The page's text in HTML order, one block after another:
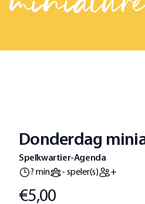
Donderdag
Spelkwartier-Agenda
? min
- speler(s) +
Prijs
€5,00